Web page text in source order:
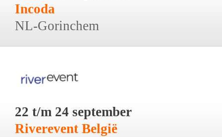
Incoda
NL-Gorinchem
22 t/m 24 september
Riverevent België